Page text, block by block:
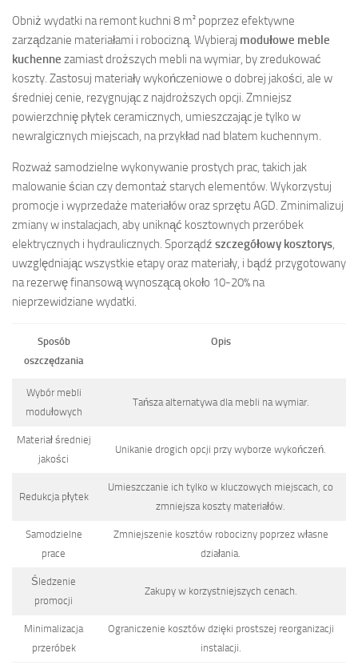
Obniż wydatki na remont kuchni 8 m² poprzez efektywne
zarządzanie materiałami i robocizną. Wybieraj modułowe meble
kuchenne zamiast droższych mebli na wymiar, by zredukować
koszty. Zastosuj materiały wykończeniowe o dobrej jakości, ale w
średniej cenie, rezygnując z najdroższych opcji. Zmniejsz
powierzchnię płytek ceramicznych, umieszczając je tylko w
newralgicznych miejscach, na przykład nad blatem kuchennym.
Rozważ samodzielne wykonywanie prostych prac, takich jak
malowanie ścian czy demontaż starych elementów. Wykorzystuj
promocje i wyprzedaże materiałów oraz sprzętu AGD. Zminimalizuj
zmiany w instalacjach, aby uniknąć kosztownych przeróbek
elektrycznych i hydraulicznych. Sporządź szczegółowy kosztorys
uwzględniając wszystkie etapy oraz materiały, i bądź przygotowany
na rezerwę finansową wynoszącą około 10-20% na
nieprzewidziane wydatki.
Sposób
oszczędzania
Opis
Wybór mebli
modułowych
Tańsza alternatywa dla mebli na wymiar.
Materiał średniej
jakości
Unikanie drogich opcji przy wyborze wykończeń.
Redukcja płytek
Umieszczanie ich tylko w kluczowych miejscach, co
zmniejsza koszty materiałów.
Samodzielne
prace
Zmniejszenie kosztów robocizny poprzez własne
działania.
Śledzenie
promocji
Zakupy w korzystniejszych cenach.
Minimalizacja
przeróbek
Ograniczenie kosztów dzięki prostszej reorganizacji
instalacji.